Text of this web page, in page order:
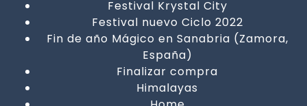
Festival Krystal City
Festival nuevo Ciclo 2022
Fin de año Mágico en Sanabria (Zamora,
España)
Finalizar compra
Himalayas